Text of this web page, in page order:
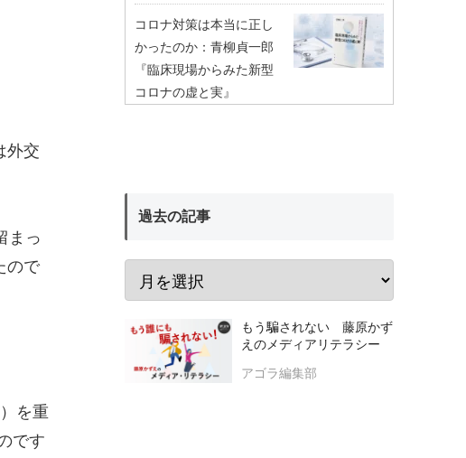
外交
まっ
ので
を重
です
コロナ対策は本当に正し
かったのか：青柳貞一郎
『臨床現場からみた新型
コロナの虚と実』
過去の記事
もう騙されない 藤原かず
えのメディアリテラシー
アゴラ編集部